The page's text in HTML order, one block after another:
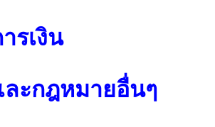
รเงิน
ะกฎหมายอื่นๆ